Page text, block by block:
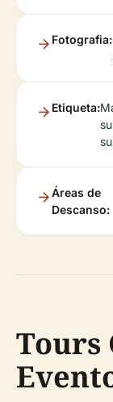
Fotografia:
Etiqueta:
Áreas de
Descanso:
Tours